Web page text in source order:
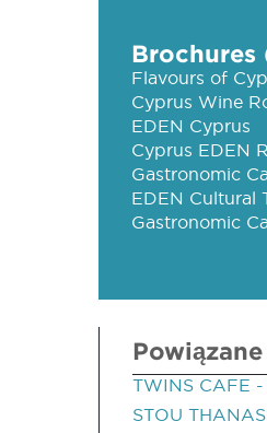
Flavours of
Cyprus Wine
EDEN Cyprus
Cyprus EDEN
Gastronomic
EDEN Cultural
Gastronomic
TWINS CAFE
STOU